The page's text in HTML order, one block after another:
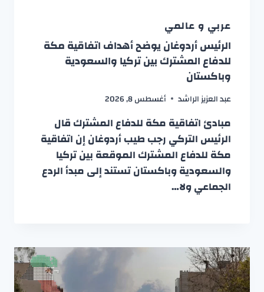
عربي و عالمي
الرئيس أردوغان يوضح أهداف اتفاقية مكة
للدفاع المشترك بين تركيا والسعودية
وباكستان
عبد العزيز الراشد أغسطس 8, 2026
مبادئ اتفاقية مكة للدفاع المشترك قال
الرئيس التركي رجب طيب أردوغان إن اتفاقية
مكة للدفاع المشترك الموقعة بين تركيا
والسعودية وباكستان تستند إلى مبدأ الردع
الجماعي ولا…